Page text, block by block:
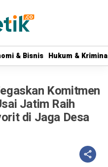
& Bisnis Hukum &
& Bisnis Hukum &
Komitmen
Jatim Raih
di Jaga Desa